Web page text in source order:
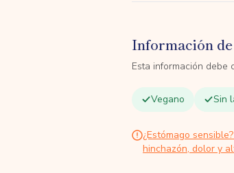
Información
Esta información debe
Vegano Sin
¿Estómago
hinchazón, dolor y